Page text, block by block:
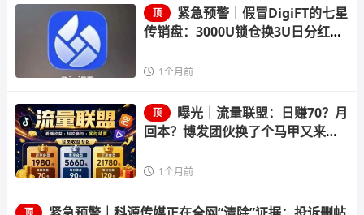
顶
紧急预警｜假冒DigiFT的七星
传销盘：3000U锁仓换3U日分红，
1个月前
顶
曝光｜流量联盟：日赚70？月
回本？博发团伙换了个马甲又来割
1个月前
顶